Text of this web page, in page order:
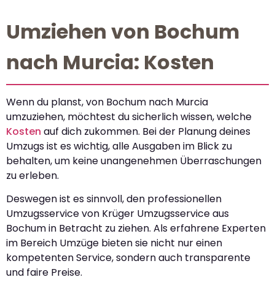
Umziehen von Bochum
nach Murcia: Kosten
Wenn du planst, von Bochum nach Murcia
umzuziehen, möchtest du sicherlich wissen, welche
Kosten auf dich zukommen. Bei der Planung deines
Umzugs ist es wichtig, alle Ausgaben im Blick zu
behalten, um keine unangenehmen Überraschungen
zu erleben.
Deswegen ist es sinnvoll, den professionellen
Umzugsservice von Krüger Umzugsservice aus
Bochum in Betracht zu ziehen. Als erfahrene Experten
im Bereich Umzüge bieten sie nicht nur einen
kompetenten Service, sondern auch transparente
und faire Preise.